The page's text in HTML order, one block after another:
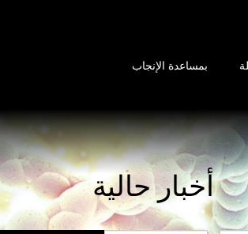
بمساعدة الإنجاب
أخبار حالية